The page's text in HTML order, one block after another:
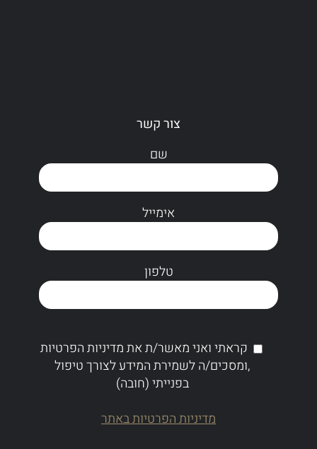
צור קשר
שם
אימייל
טלפון
קראתי ואני מאשר/ת את מדיניות הפרטיות
,ומסכים/ה לשמירת המידע לצורך טיפול
בפנייתי (חובה)
מדיניות הפרטיות באתר